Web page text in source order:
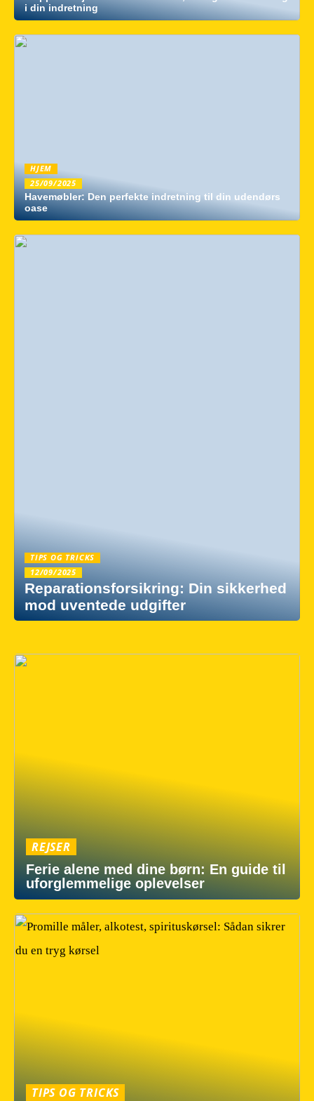
i din indretning
HJEM
25/09/2025
Havemøbler: Den perfekte indretning til din udendørs
oase
TIPS OG TRICKS
12/09/2025
Reparationsforsikring: Din sikkerhed
mod uventede udgifter
REJSER
Ferie alene med dine børn: En guide til
uforglemmelige oplevelser
TIPS OG TRICKS